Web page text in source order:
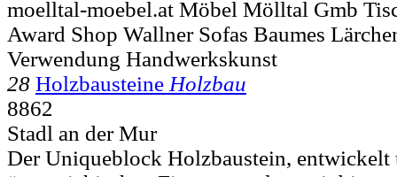
moelltal-moebel.at Möbel Mölltal Gmb
Award Shop Wallner Sofas Baumes
Verwendung Handwerkskunst
28 Holzbausteine Holzbau
8862
Stadl an der Mur
Der Uniqueblock Holzbaustein,